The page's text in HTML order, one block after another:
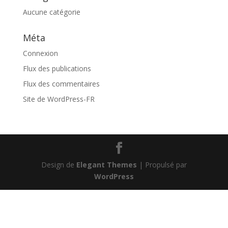
Aucune catégorie
Méta
Connexion
Flux des publications
Flux des commentaires
Site de WordPress-FR
Design de Elegant Themes | Propulsé par
WordPress